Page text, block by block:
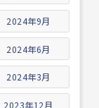
2024年9月
2024年6月
2024年3月
2023年12月